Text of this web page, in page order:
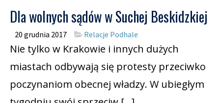
Dla wolnych sądów w Suchej Beskidzkiej
20 grudnia 2017 Relacje Podhale
Nie tylko w Krakowie i innych dużych
miastach odbywają się protesty przeciwko
poczynaniom obecnej władzy. W ubiegłym